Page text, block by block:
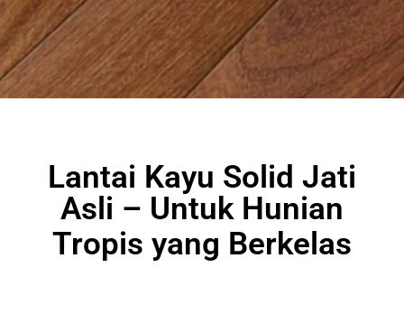
Lantai Kayu Solid Jati
Asli – Untuk Hunian
Tropis yang Berkelas